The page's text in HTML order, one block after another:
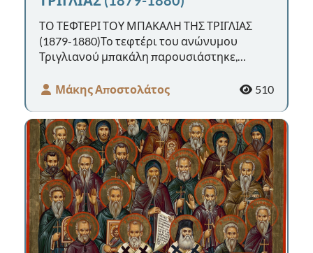
ΤΟ ΤΕΦΤΕΡΙ ΤΟΥ ΜΠΑΚΑΛΗ ΤΗΣ ΤΡΙΓΛΙΑΣ
(1879-1880)Το τεφτέρι του ανώνυμου
Τριγλιανού μπακάλη παρουσιάστηκε,
Ημερολόγιο» μ...
Μάκης Αποστολάτος 510